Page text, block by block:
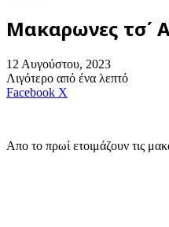
Μακαρωνες τσ΄
12 Αυγούστου, 2023
Λιγότερο από ένα λεπτό
Facebook X
Απο το πρωί ετοιμάζουν τις